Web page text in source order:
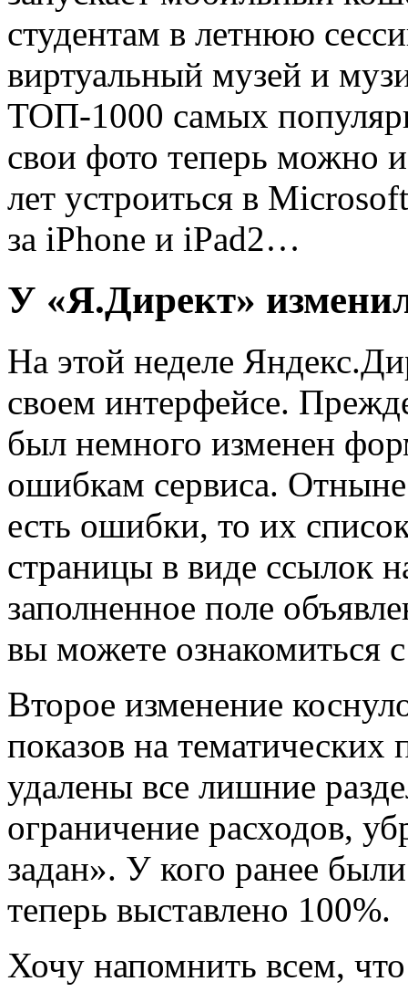
студентам в летнюю
виртуальный музей и
ТОП-1000 самых
свои фото теперь можно
лет устроиться в
за iPhone и iPad2…
У «Я.Директ»
На этой неделе
своем интерфейсе.
был немного изменен
ошибкам сервиса.
есть ошибки, то их
страницы в виде ссылок
заполненное поле
вы можете
Второе изменение
показов на
удалены все лишние
ограничение расходов,
задан». У кого ранее
теперь выставлено 100%.
Хочу напомнить всем,